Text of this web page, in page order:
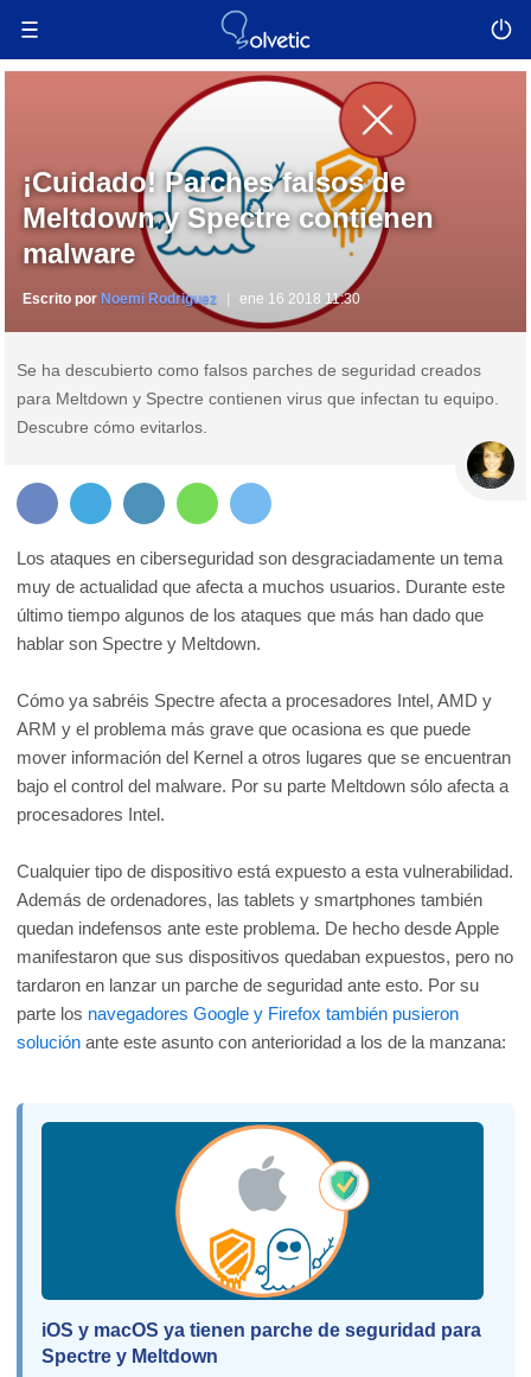
¡Cuidado! Parches falsos de
Meltdown y Spectre contienen
malware
Escrito por Noemi Rodriguez ene 16 2018 11:30
Se ha descubierto como falsos parches de seguridad creados
para Meltdown y Spectre contienen virus que infectan tu equipo.
Descubre cómo evitarlos.
Los ataques en ciberseguridad son desgraciadamente un tema
muy de actualidad que afecta a muchos usuarios. Durante este
último tiempo algunos de los ataques que más han dado que
hablar son Spectre y Meltdown.
Cómo ya sabréis Spectre afecta a procesadores Intel, AMD y
ARM y el problema más grave que ocasiona es que puede
mover información del Kernel a otros lugares que se encuentran
bajo el control del malware. Por su parte Meltdown sólo afecta a
procesadores Intel.
Cualquier tipo de dispositivo está expuesto a esta vulnerabilidad.
Además de ordenadores, las tablets y smartphones también
quedan indefensos ante este problema. De hecho desde Apple
manifestaron que sus dispositivos quedaban expuestos, pero no
tardaron en lanzar un parche de seguridad ante esto. Por su
parte los navegadores Google y Firefox también pusieron
solución ante este asunto con anterioridad a los de la manzana:
iOS y macOS ya tienen parche de seguridad para
Spectre y Meltdown